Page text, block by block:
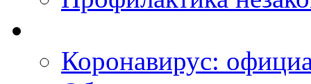
Коронавирус: